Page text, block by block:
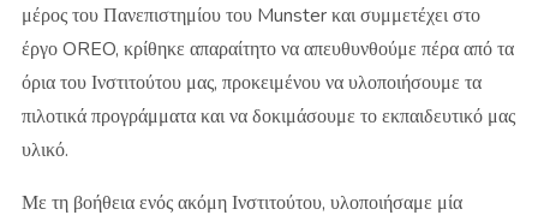
μέρος του Πανεπιστημίου του Munster και συμμετέχει στο
έργο OREO, κρίθηκε απαραίτητο να απευθυνθούμε πέρα από τα
όρια του Ινστιτούτου μας, προκειμένου να υλοποιήσουμε τα
πιλοτικά προγράμματα και να δοκιμάσουμε το εκπαιδευτικό μας
υλικό.
Με τη βοήθεια ενός ακόμη Ινστιτούτου, υλοποιήσαμε μία